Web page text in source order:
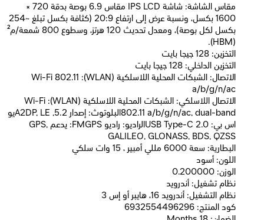
مقاس الشاشة: شاشة IPS LCD مقاس 6.9 بوصة بدقة 720 ×
1600 بكسل، ونسبة عرض إلى ارتفاع 20:9 (كثافة بكسل تبلغ ~254
بكسل لكل بوصة)، ومعدل تحديث 120 هرتز، وسطوع 800 شمعة/م²
(HBM).
التخزين: 128 جيجا بايت
التخزين الداخلي: 128 جيجا بايت
الاتصال: الشبكات المحلية اللاسلكية (WLAN): Wi-Fi 802.11
a/b/g/n/ac
الاتصال اللاسلكي: الشبكات المحلية اللاسلكية (WLAN): Wi-Fi
802.11 a/b/g/n/ac, dual-bandالبلوتوث: إصدار 5.2, A2DP, LEيو
اس بي: USB Type-C 2.0الراديو: راديو FMGPS: يدعم GPS,
GALILEO, GLONASS, BDS, QZSS
البطارية: سعة 6000 مللي أمبير ، 15 وات سلكي
اللون: أسود
الوزن: 0.200000
نظام تشغيل: أندرويد
نظام التشغيل: أندرويد 16، هايبر أو إس 3
كود المنتج: 6932554496296